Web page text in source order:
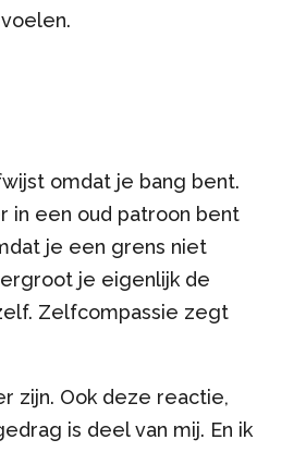
omdat je bang bent.
in een oud patroon bent
je een grens niet
je eigenlijk de
Zelfcompassie zegt
zijn. Ook deze reactie,
is deel van mij. En ik